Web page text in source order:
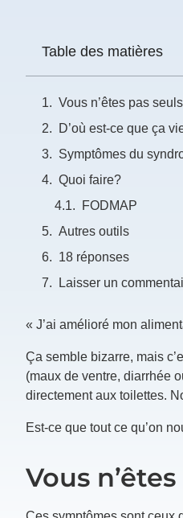
Table des matières
Vous n’êtes pas seuls
D’où est-ce que ça
Symptômes du
Quoi faire?
FODMAP
Autres outils
18 réponses
Laisser un
« J’ai amélioré mon
Ça semble bizarre, mais
(maux de ventre, diarrhée
directement aux toilettes.
Est-ce que tout ce qu’on
Vous
Vous
vous
tout
temps
Je
m'abonne